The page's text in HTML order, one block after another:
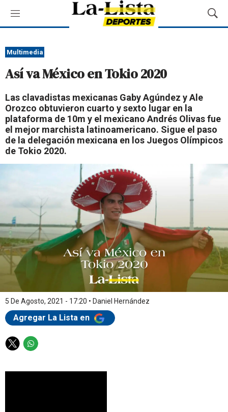
M
e
ú
M
o
q
u
e
a
Multimedia
Así va México en Tokio 2020
Las clavadistas mexicanas Gaby Agúndez y Ale
Orozco obtuvieron cuarto y sexto lugar en la
plataforma de 10m y el mexicano Andrés Olivas fue
el mejor marchista latinoamericano. Sigue el paso
de la delegación mexicana en los Juegos Olímpicos
de Tokio 2020.
5 De Agosto, 2021 - 17:20 • Daniel Hernández
Agregar La Lista en
T
i
W
a